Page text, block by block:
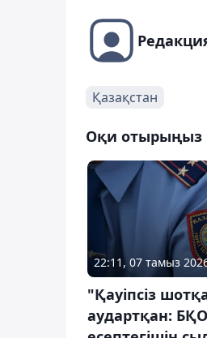
Қазақстан
Оқи отырыңыз
22:11, 07 тамыз
"Қауіпсіз
аудартқан: